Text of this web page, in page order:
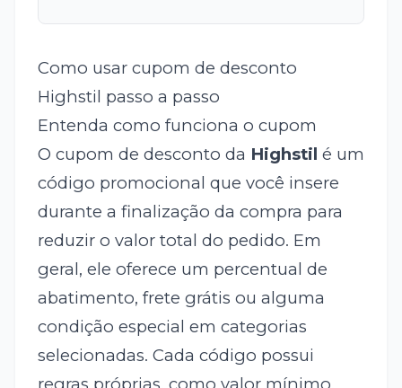
Como usar cupom de desconto
Highstil passo a passo
Entenda como funciona o cupom
O cupom de desconto da Highstil é um
código promocional que você insere
durante a finalização da compra para
reduzir o valor total do pedido. Em
geral, ele oferece um percentual de
abatimento, frete grátis ou alguma
condição especial em categorias
selecionadas. Cada código possui